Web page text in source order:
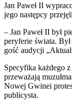
Jan Paweł II
jego następcy
– Jan Paweł II był
peryferie świata.
gość audycji
Specyfika każdego
przeważają
Nowej Gwinei
publicysta.